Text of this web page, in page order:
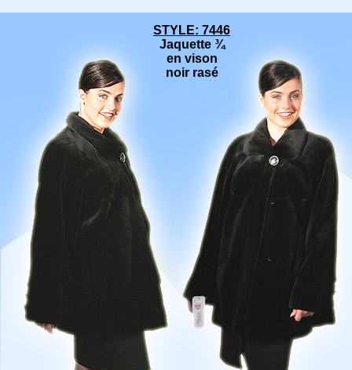
STYLE: 7446
Jaquette ¾
en vison
noir rasé